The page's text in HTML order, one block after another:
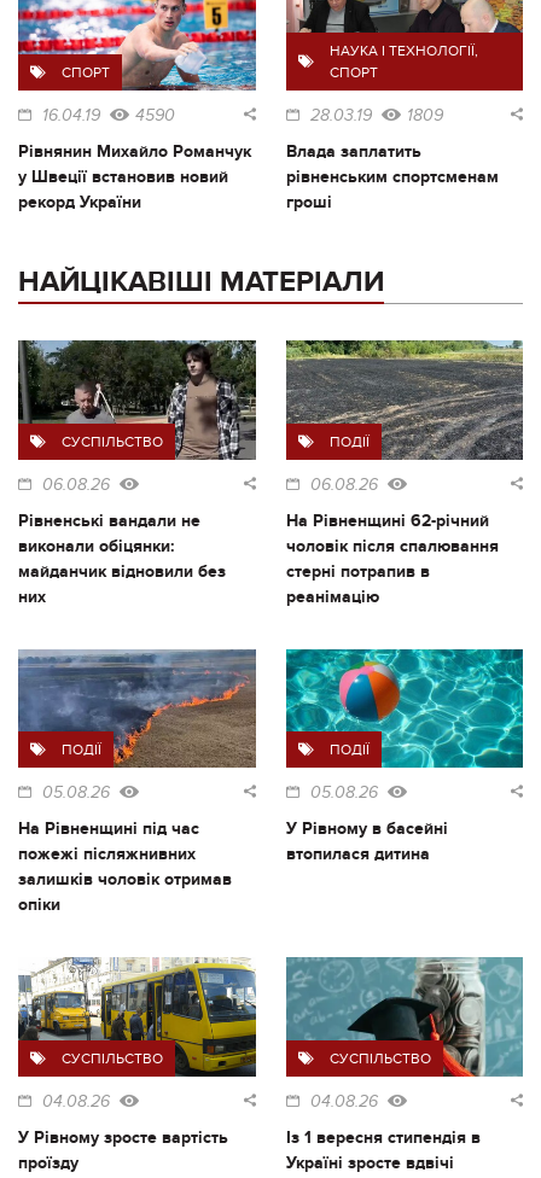
СПОРТ
16.04.19 4590
Рівнянин Михайло Романчук
у Швеції встановив новий
рекорд України
НАУКА І ТЕХНОЛОГІЇ,
СПОРТ
28.03.19 1809
Влада заплатить
рівненським спортсменам
гроші
НАЙЦІКАВІШІ МАТЕРІАЛИ
СУСПІЛЬСТВО
06.08.26
Рівненські вандали не
виконали обіцянки:
майданчик відновили без
них
ПОДІЇ
06.08.26
На Рівненщині 62-річний
чоловік після спалювання
стерні потрапив в
реанімацію
ПОДІЇ
05.08.26
На Рівненщині під час
пожежі післяжнивних
залишків чоловік отримав
опіки
ПОДІЇ
05.08.26
У Рівному в басейні
втопилася дитина
СУСПІЛЬСТВО
04.08.26
У Рівному зросте вартість
проїзду
СУСПІЛЬСТВО
04.08.26
Із 1 вересня стипендія в
Україні зросте вдвічі